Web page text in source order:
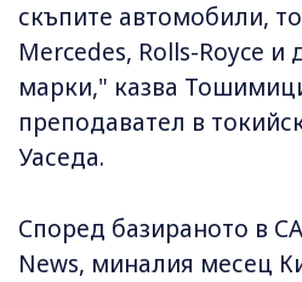
скъпите автомобили,
Mercedes, Rolls-Royce и
марки," казва
преподавател в
Уаседа.
Според базираното в
News, миналия месец